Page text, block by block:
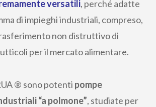
versatili, perché adatte
di impieghi industriali, compreso,
non distruttivo di
per il mercato alimentare.
® sono potenti pompe
“a polmone”, studiate per